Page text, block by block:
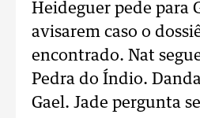
Heideguer pede para
avisarem caso o
encontrado. Nat
Pedra do Índio.
Gael. Jade pergunta